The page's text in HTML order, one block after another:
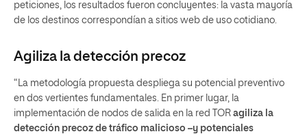
peticiones, los resultados fueron concluyentes: la vasta mayoría
de los destinos correspondían a sitios web de uso cotidiano.
Agiliza la detección precoz
“La metodología propuesta despliega su potencial preventivo
en dos vertientes fundamentales. En primer lugar, la
implementación de nodos de salida en la red TOR agiliza la
detección precoz de tráfico malicioso –y potenciales